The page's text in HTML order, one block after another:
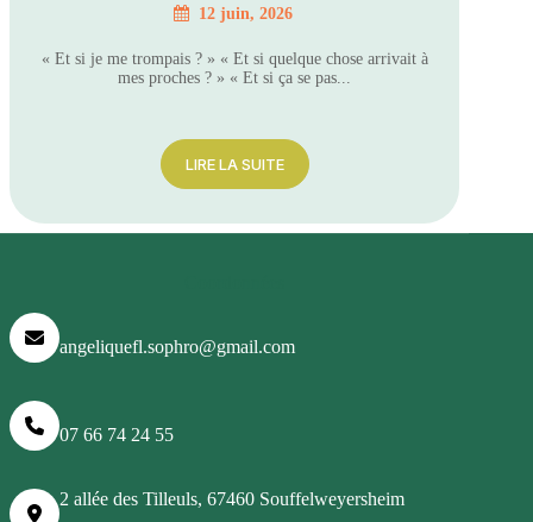
12 juin, 2026
« Et si je me trompais ? » « Et si quelque chose arrivait à
mes proches ? » « Et si ça se pas...
LIRE LA SUITE
angeliquefl.sophro@gmail.com
07 66 74 24 55
2 allée des Tilleuls, 67460 Souffelweyersheim